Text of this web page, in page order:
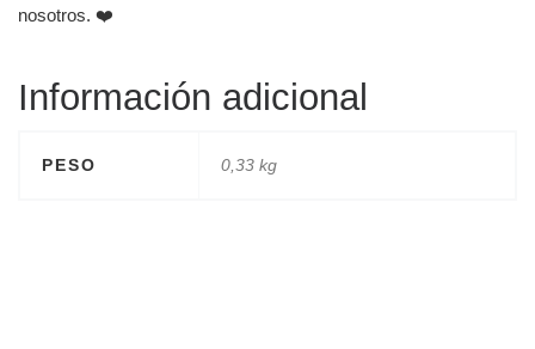
nosotros. ❤️
Información adicional
PESO 0,33 kg